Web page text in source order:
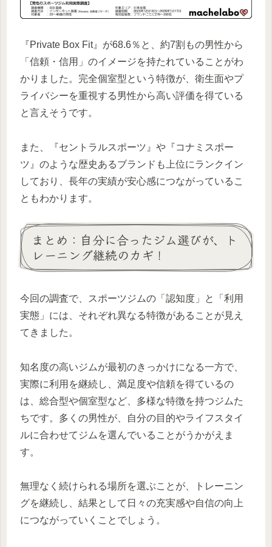
『Private Box Fit』が68.6％と、約7割もの男性から
「信頼・信用」のイメージを持たれていることがわ
かりました。完全個室型という特徴が、衛生面やプ
ライバシーを重視する男性から高い評価を得ている
と言えそうです。
また、『セントラルスポーツ』や『コナミスポー
ツ』のような歴史あるブランドも上位にランクイン
しており、長年の実績が安心感につながっているこ
ともわかります。
まとめ：自分に合ったジム選びが、ト
レーニング継続のカギ！
今回の調査で、スポーツジムの「認知度」と「利用
実態」には、それぞれ異なる特徴があることが見え
てきました。
知名度の高いジムが最初のきっかけになる一方で、
実際に利用を継続し、満足度や信頼を得ているの
は、総合型や個室型など、多様な特徴を持つジムた
ちです。多くの男性が、自分の目的やライフスタイ
ルに合わせてジムを選んでいることがうかがえま
す。
無理なく続けられる場所を選ぶことが、トレーニン
グを継続し、結果として日々の充実感や自信の向上
につながっていくことでしょう。